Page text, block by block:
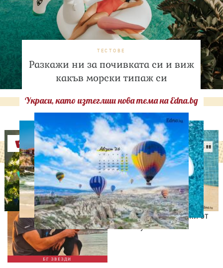
ТЕСТОВЕ
Разкажи ни за почивката си и виж
какъв морски типаж си
Украси, като изтеглиш нова тема на Edna.bg
Оферти
БГ ЗВЕЗДИ
ИЗВЕСТНИ
Даниел Петканов покори
Африка: пингвини, акули
и незабравими гледки от
Кейптаун